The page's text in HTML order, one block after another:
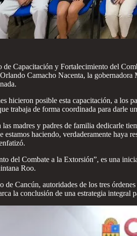
de Capacitación y Fortalecimiento del
Camacho Nacenta, la
hicieron posible esta capacitación, a los
trabaja de forma coordinada para darle
madres y padres de familia dedicarle
haciendo, verdaderamente haya
del Combate a la Extorsión”, es una
Roo.
Cancún, autoridades de los tres
la conclusión de una estrategia integral